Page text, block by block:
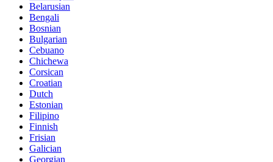
Belarusian
Bengali
Bosnian
Bulgarian
Cebuano
Chichewa
Corsican
Croatian
Dutch
Estonian
Filipino
Finnish
Frisian
Galician
Georgian